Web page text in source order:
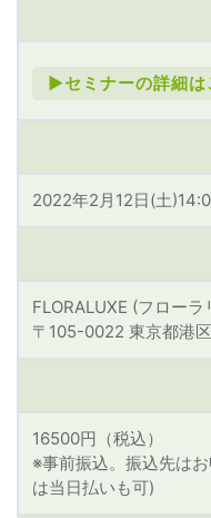
►セミナーの詳細は
2022年2月12日(土
FLORALUXE (フローラ
〒105-0022 東京都港
16500円（税込）
※事前振込。振込先は
は当日払いも可)